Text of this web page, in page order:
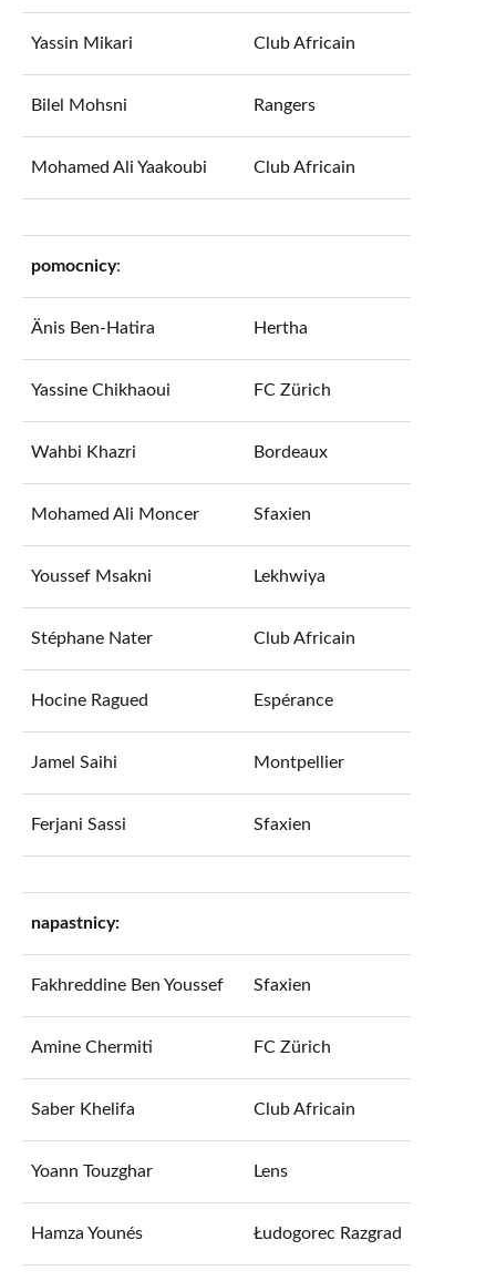
Yassin Mikari Club Africain
Bilel Mohsni Rangers
Mohamed Ali Yaakoubi Club Africain
pomocnicy:
Änis Ben-Hatira Hertha
Yassine Chikhaoui FC Zürich
Wahbi Khazri Bordeaux
Mohamed Ali Moncer Sfaxien
Youssef Msakni Lekhwiya
Stéphane Nater Club Africain
Hocine Ragued Espérance
Jamel Saihi Montpellier
Ferjani Sassi Sfaxien
napastnicy:
Fakhreddine Ben Youssef Sfaxien
Amine Chermiti FC Zürich
Saber Khelifa Club Africain
Yoann Touzghar Lens
Hamza Younés Łudogorec Razgrad